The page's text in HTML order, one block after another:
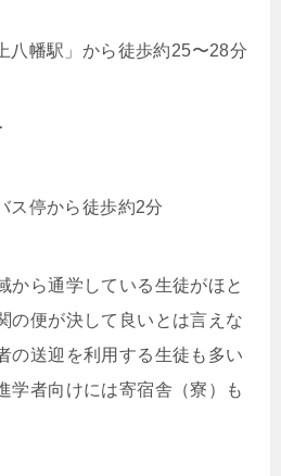
八幡駅」から徒歩約25〜28分
ス停から徒歩約2分
から通学している生徒がほと
の便が決して良いとは言えな
の送迎を利用する生徒も多い
学者向けには寄宿舎（寮）も